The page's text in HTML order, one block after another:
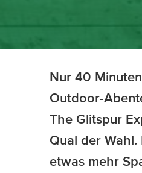
Nur 40
Outdoor-
The Glitspur
Qual der
etwas mehr